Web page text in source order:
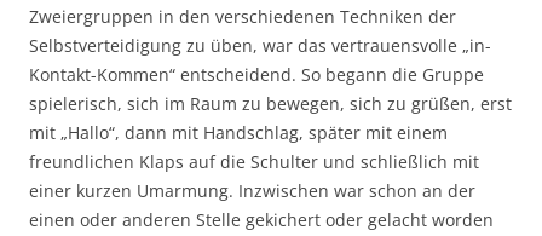
Zweiergruppen in den verschiedenen Techniken der
Selbstverteidigung zu üben, war das vertrauensvolle „in-
Kontakt-Kommen“ entscheidend. So begann die Gruppe
spielerisch, sich im Raum zu bewegen, sich zu grüßen, erst
mit „Hallo“, dann mit Handschlag, später mit einem
freundlichen Klaps auf die Schulter und schließlich mit
einer kurzen Umarmung. Inzwischen war schon an der
einen oder anderen Stelle gekichert oder gelacht worden